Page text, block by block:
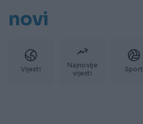
novi
Vijesti
Najnovije
vijesti
Sport